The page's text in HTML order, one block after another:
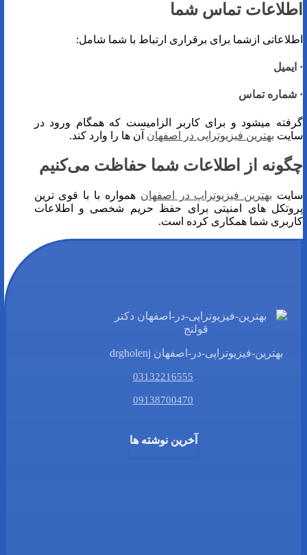
اطلاعات تماس شما
اطلاعاتی ازشما برای برقراری ارتباط با شما شامل:
· ایمیل
· شماره تماس
گرفته میشود و برای کاربر الزامیست که همگام ورود در
سایت بهترین فیزیوتراپی در اصفهان آن ها را وارد کند.
چگونه از اطلاعات شما حفاظت می‌کنیم
سایت بهترین فیزیوتراپ در اصفهان همواره با با قوی ترین
پروتکل های امنیتی برای حفظ حریم شخصی و اطلاعات
کاربری شما همکاری کرده است.
بهترین-فیزیوتراپی-در-اصفهان drgholenj
03132216555
09138700470
آخرین نوشته ها